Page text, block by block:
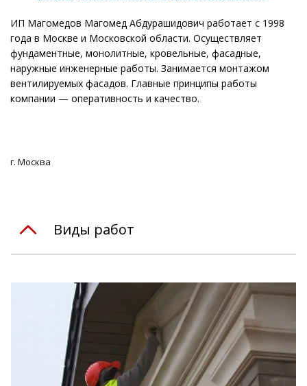
ИП Магомедов Магомед Абдурашидович работает с 1998
года в Москве и Московской области. Осуществляет
фундаментные, монолитные, кровельные, фасадные,
наружные инженерные работы. Занимается монтажом
вентилируемых фасадов. Главные принципы работы
компании — оперативность и качество.
г. Москва
Виды работ